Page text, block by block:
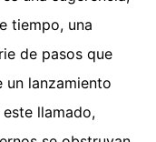
tiempo, una
de pasos que
un lanzamiento
llamado,